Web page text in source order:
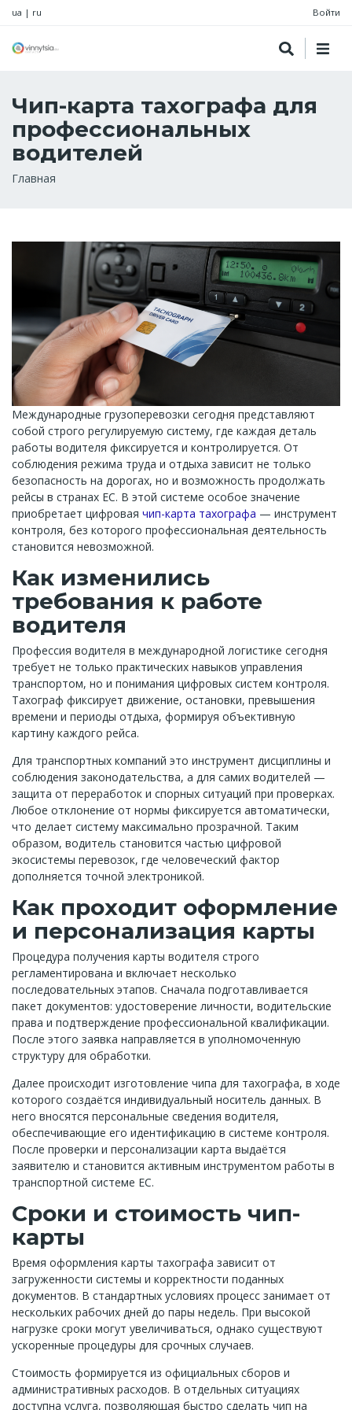
ua | ru Войти
Чип-карта тахографа для
профессиональных
водителей
Строка
Главная
Международные грузоперевозки сегодня представляют
собой строго регулируемую систему, где каждая деталь
работы водителя фиксируется и контролируется. От
соблюдения режима труда и отдыха зависит не только
безопасность на дорогах, но и возможность продолжать
рейсы в странах ЕС. В этой системе особое значение
приобретает цифровая чип-карта тахографа — инструмент
контроля, без которого профессиональная деятельность
становится невозможной.
Как изменились
требования к работе
водителя
Профессия водителя в международной логистике сегодня
требует не только практических навыков управления
транспортом, но и понимания цифровых систем контроля.
Тахограф фиксирует движение, остановки, превышения
времени и периоды отдыха, формируя объективную
картину каждого рейса.
Для транспортных компаний это инструмент дисциплины и
соблюдения законодательства, а для самих водителей —
защита от переработок и спорных ситуаций при проверках.
Любое отклонение от нормы фиксируется автоматически,
что делает систему максимально прозрачной. Таким
образом, водитель становится частью цифровой
экосистемы перевозок, где человеческий фактор
дополняется точной электроникой.
Как проходит оформление
и персонализация карты
Процедура получения карты водителя строго
регламентирована и включает несколько
последовательных этапов. Сначала подготавливается
пакет документов: удостоверение личности, водительские
права и подтверждение профессиональной квалификации.
После этого заявка направляется в уполномоченную
структуру для обработки.
Далее происходит изготовление чипа для тахографа, в ходе
которого создаётся индивидуальный носитель данных. В
него вносятся персональные сведения водителя,
обеспечивающие его идентификацию в системе контроля.
После проверки и персонализации карта выдаётся
заявителю и становится активным инструментом работы в
транспортной системе ЕС.
Сроки и стоимость чип-
карты
Время оформления карты тахографа зависит от
загруженности системы и корректности поданных
документов. В стандартных условиях процесс занимает от
нескольких рабочих дней до пары недель. При высокой
нагрузке сроки могут увеличиваться, однако существуют
ускоренные процедуры для срочных случаев.
Стоимость формируется из официальных сборов и
административных расходов. В отдельных ситуациях
доступна услуга, позволяющая быстро сделать чип на